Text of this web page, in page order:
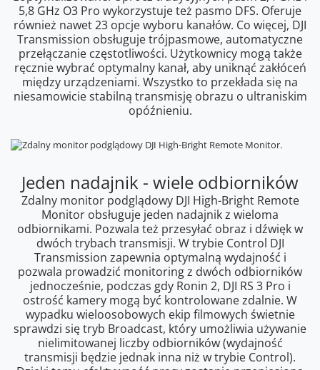
5,8 GHz O3 Pro wykorzystuje też pasmo DFS. Oferuje
również nawet 23 opcje wyboru kanałów. Co więcej, DJI
Transmission obsługuje trójpasmowe, automatyczne
przełączanie częstotliwości. Użytkownicy mogą także
ręcznie wybrać optymalny kanał, aby uniknąć zakłóceń
między urządzeniami. Wszystko to przekłada się na
niesamowicie stabilną transmisję obrazu o ultraniskim
opóźnieniu.
Jeden nadajnik - wiele odbiorników
Zdalny monitor podglądowy DJI High-Bright Remote
Monitor obsługuje jeden nadajnik z wieloma
odbiornikami. Pozwala też przesyłać obraz i dźwięk w
dwóch trybach transmisji. W trybie Control DJI
Transmission zapewnia optymalną wydajność i
pozwala prowadzić monitoring z dwóch odbiorników
jednocześnie, podczas gdy Ronin 2, DJI RS 3 Pro i
ostrość kamery mogą być kontrolowane zdalnie. W
wypadku wieloosobowych ekip filmowych świetnie
sprawdzi się tryb Broadcast, który umożliwia używanie
nielimitowanej liczby odbiorników (wydajność
transmisji będzie jednak inna niż w trybie Control).